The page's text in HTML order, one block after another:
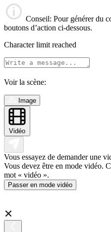
Conseil: Pour générer du
boutons d’action ci-dessous.
Character limit reached
Voir la scène:
Image
Vidéo
Vous essayez de demander une
Vous devez être en mode vidéo.
mot « vidéo ».
Passer en mode vidéo